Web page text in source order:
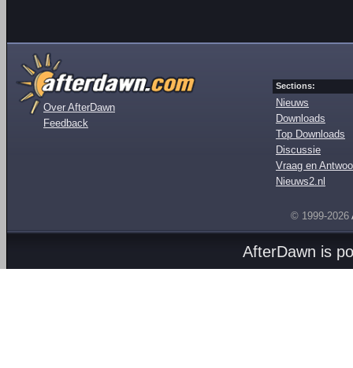
Over AfterDawn
Feedback
Sections:
Nieuws
Downloads
Top Downloads
Discussie
Vraag en
Nieuws2.nl
© 1999-2026
AfterDawn is